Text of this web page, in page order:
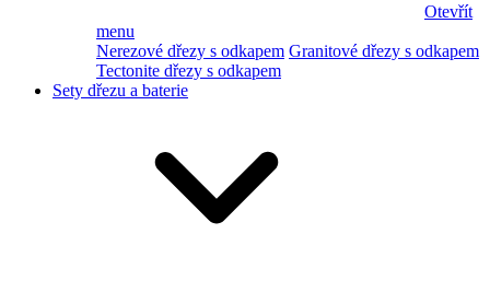
Otevřít
menu
Nerezové dřezy s odkapem Granitové dřezy s odkapem
Tectonite dřezy s odkapem
Sety dřezu a baterie